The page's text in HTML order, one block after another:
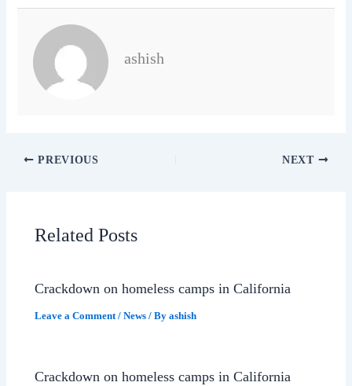
ashish
PREVIOUS NEXT
Related Posts
Crackdown on homeless camps in California
Leave a Comment /News / Byashish
Crackdown on homeless camps in California